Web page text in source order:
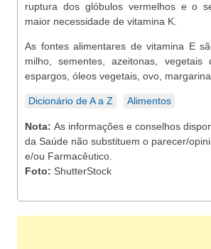
ruptura dos glóbulos vermelhos e o
maior necessidade de vitamina K.
As fontes alimentares de vitamina E
milho, sementes, azeitonas, vegetais
espargos, óleos vegetais, ovo,
Dicionário de A a Z Alimentos
Nota: As informações e conselhos
da Saúde não substituem o parecer/
e/ou Farmacêutico.
Foto: ShutterStock